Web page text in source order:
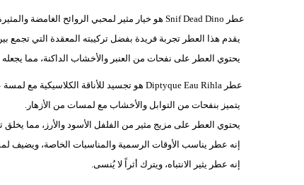
عطر Snif Dead Dino هو خيار مثير لمحبي الروائح الغامضة والمثيرة.
يقدم هذا العطر تجربة فريدة بفضل تركيبته المعقدة التي تجمع
يحتوي العطر على نفحات من العنبر والأخشاب الداكنة، مما
عطر Diptyque Eau Rihla هو تجسيد للأناقة الكلاسيكية مع لمسة عصرية.
يتميز بنفحات من التوابل والأخشاب مع لمسات من الأزهار.
يحتوي العطر على مزيج مثير من الفلفل الأسود والأرز، مما يخلق
إنه عطر يناسب الأوقات الرسمية والمناسبات الخاصة، ويضيف
إنه عطر يثير الانتباه، ويترك أثراً لا يُنسى.